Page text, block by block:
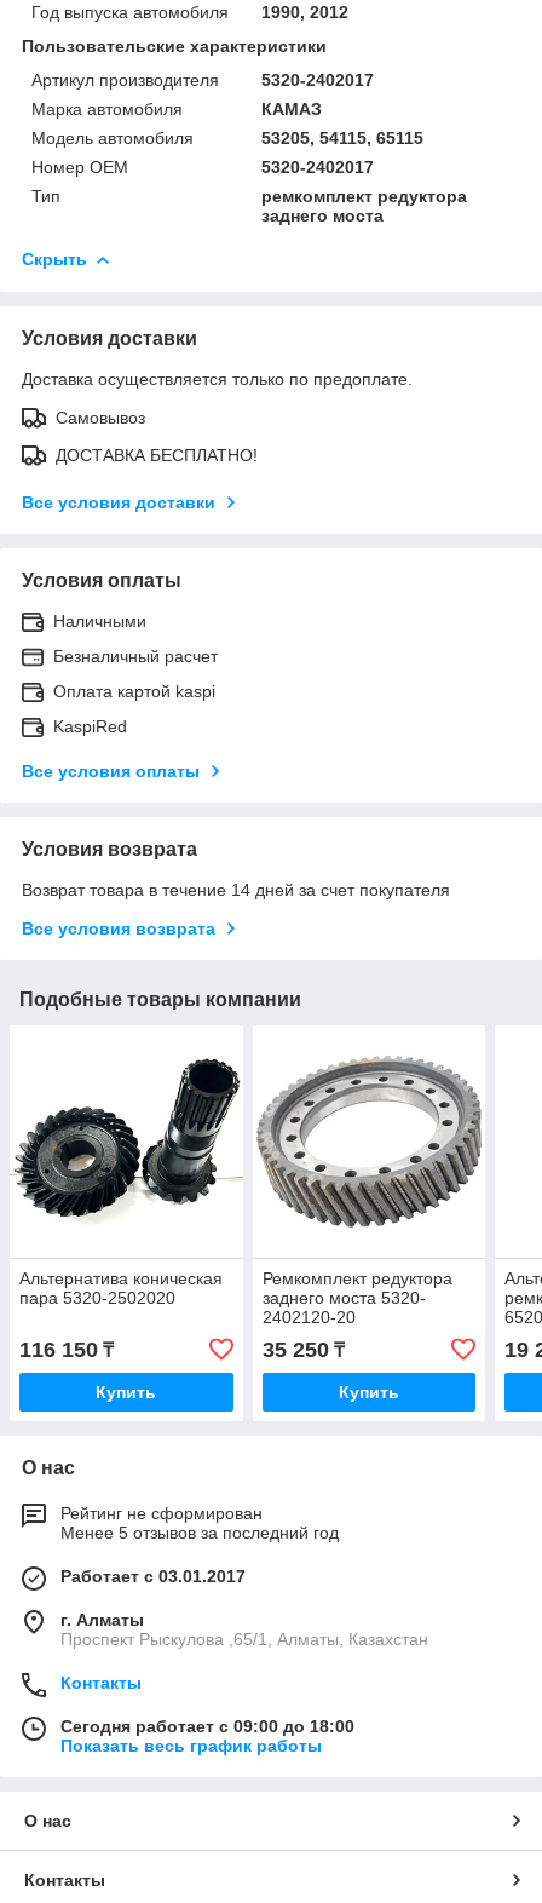
Год выпуска автомобиля
1990, 2012
Пользовательские характеристики
Артикул производителя
5320-2402017
Марка автомобиля
КАМАЗ
Модель автомобиля
53205, 54115, 65115
Номер OEM
5320-2402017
Тип
ремкомплект редуктора
заднего моста
Скрыть
Условия доставки
Доставка осуществляется только по предоплате.
Самовывоз
ДОСТАВКА БЕСПЛАТНО!
Все условия доставки
Условия оплаты
Наличными
Безналичный расчет
Оплата картой kaspi
KaspiRed
Все условия оплаты
Условия возврата
Возврат товара в течение 14 дней за счет покупателя
Все условия возврата
Подобные товары компании
Альтернатива коническая
пара 5320-2502020
116 150 ₸
Купить
Ремкомплект редуктора
заднего моста 5320-
2402120-20
35 250₸
Купить
19
О нас
Рейтинг не сформирован
Менее 5 отзывов за последний год
Работает с 03.01.2017
г. Алматы
Проспект Рыскулова ,65/1, Алматы, Казахстан
Контакты
Сегодня работает с 09:00 до 18:00
Показать весь график работы
О нас
Контакты